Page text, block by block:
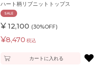
ハート柄リブニットトップス
SALE
¥ 12,100 (30%OFF)
¥8,470 税込
カートに入れる ♥